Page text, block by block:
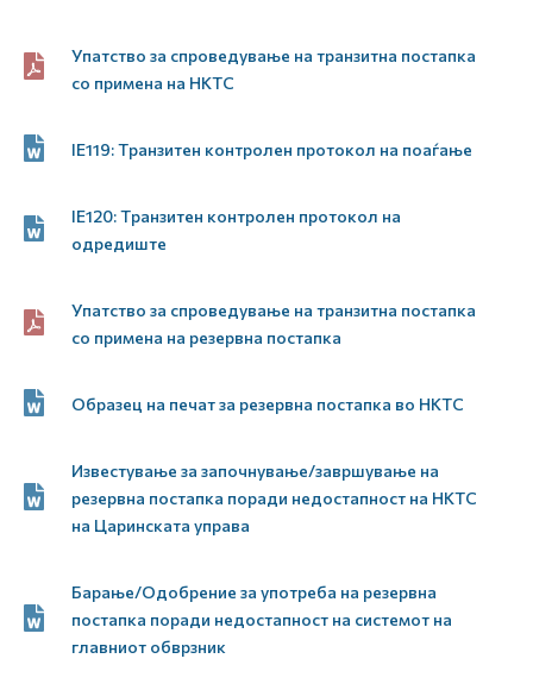
Упатство за спроведување на транзитна постапка
со примена на НКТС
IE119: Tранзитен контролен протокол на поаѓање
IE120: Tранзитен контролен протокол на
одредиште
Упатство за спроведување на транзитна постапка
со примена на резервна постапка
Образец на печат за резервна постапка во НКТС
Известување за започнување/завршување на
резервна постапка поради недостапност на НКТС
на Царинската управа
Барање/Одобрение за употреба на резервна
постапка поради недостапност на системот на
главниот обврзник